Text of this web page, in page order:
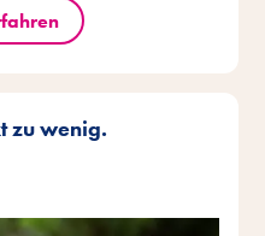
zu wenig.